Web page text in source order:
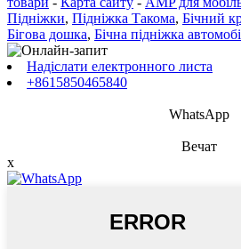
Підніжки, Підніжка Такома, Бічний
Бігова дошка, Бічна підніжка
Надіслати електронного листа
+8615850465840
WhatsApp
Вечат
x